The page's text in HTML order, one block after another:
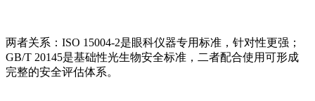
两者关系：ISO 15004-2是眼科仪器专用标准，针对性更强；
GB/T 20145是基础性光生物安全标准，二者配合使用可形成
完整的安全评估体系。